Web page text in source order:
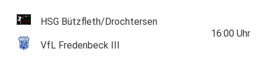
HSG Bützfleth/Drochtersen
VfL Fredenbeck III
16:00 Uhr